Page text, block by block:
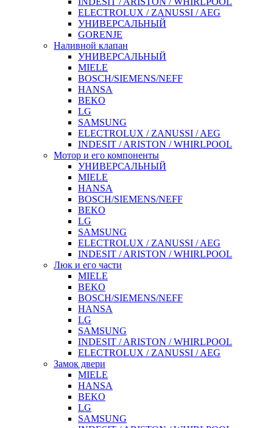
ELECTROLUX / ZANUSSI / AEG
УНИВЕРСАЛЬНЫЙ
GORENJE
Наливной клапан
УНИВЕРСАЛЬНЫЙ
MIELE
BOSCH/SIEMENS/NEFF
HANSA
BEKO
LG
SAMSUNG
ELECTROLUX / ZANUSSI / AEG
INDESIT / ARISTON / WHIRLPOOL
Мотор и его компоненты
УНИВЕРСАЛЬНЫЙ
MIELE
HANSA
BOSCH/SIEMENS/NEFF
BEKO
LG
SAMSUNG
ELECTROLUX / ZANUSSI / AEG
INDESIT / ARISTON / WHIRLPOOL
Люк и его части
MIELE
BEKO
BOSCH/SIEMENS/NEFF
HANSA
LG
SAMSUNG
INDESIT / ARISTON / WHIRLPOOL
ELECTROLUX / ZANUSSI / AEG
Замок двери
MIELE
HANSA
BEKO
LG
SAMSUNG